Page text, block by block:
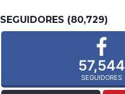
SEGUIDORES (80,729)
57,544
SEGUIDORES